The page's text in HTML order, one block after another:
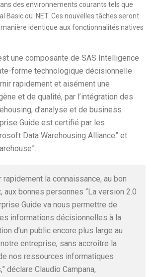
des environnements courants tels que
Basic ou .NET. Ces nouvelles tâches seront
identique aux fonctionnalités natives
une composante de SAS Intelligence
forme technologique décisionnelle
rapidement et aisément une
et de qualité, par l’intégration des
d’analyse et de business
Guide est certifié par les
Data Warehousing Alliance” et
la connaissance, au bon
aux bonnes personnes “La version 2.0
Guide va nous permettre de
informations décisionnelles à la
d’un public encore plus large au
entreprise, sans accroître la
nos ressources informatiques
déclare Claudio Campana,